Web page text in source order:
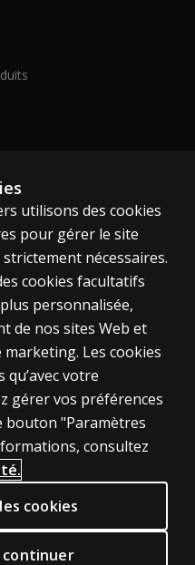
utilisons des cookies
pour gérer le site
nécessaires.
cookies facultatifs
personnalisée,
de nos sites Web et
Les cookies
votre
gérer vos préférences
bouton "Paramètres
consultez
cookies